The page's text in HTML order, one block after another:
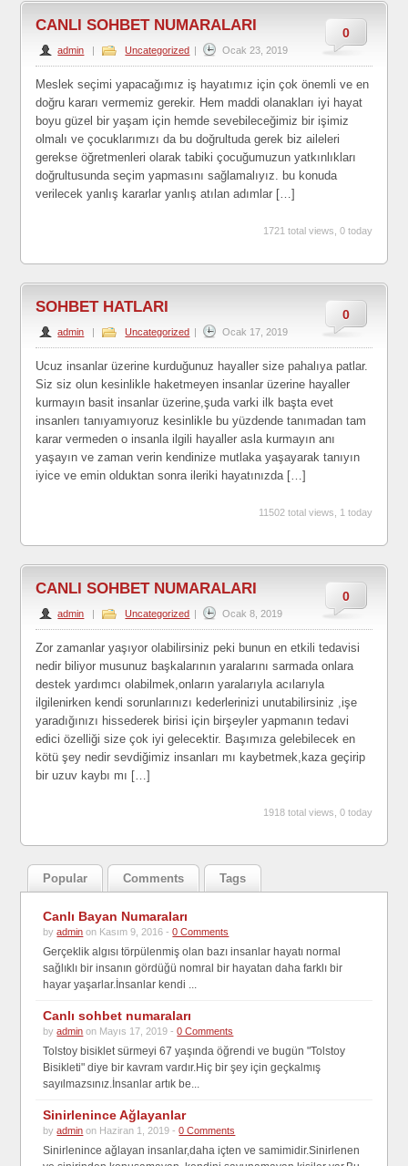
0
CANLI SOHBET NUMARALARI
admin | Uncategorized | Ocak 23, 2019
Meslek seçimi yapacağımız iş hayatımız için çok önemli ve en
doğru kararı vermemiz gerekir. Hem maddi olanakları iyi hayat
boyu güzel bir yaşam için hemde sevebileceğimiz bir işimiz
olmalı ve çocuklarımızı da bu doğrultuda gerek biz aileleri
gerekse öğretmenleri olarak tabiki çocuğumuzun yatkınlıkları
doğrultusunda seçim yapmasını sağlamalıyız. bu konuda
verilecek yanlış kararlar yanlış atılan adımlar […]
1721 total views, 0 today
0
SOHBET HATLARI
admin | Uncategorized | Ocak 17, 2019
Ucuz insanlar üzerine kurduğunuz hayaller size pahalıya patlar.
Siz siz olun kesinlikle haketmeyen insanlar üzerine hayaller
kurmayın basit insanlar üzerine,şuda varki ilk başta evet
insanlerı tanıyamıyoruz kesinlikle bu yüzdende tanımadan tam
karar vermeden o insanla ilgili hayaller asla kurmayın anı
yaşayın ve zaman verin kendinize mutlaka yaşayarak tanıyın
iyice ve emin olduktan sonra ileriki hayatınızda […]
11502 total views, 1 today
0
CANLI SOHBET NUMARALARI
admin | Uncategorized | Ocak 8, 2019
Zor zamanlar yaşıyor olabilirsiniz peki bunun en etkili tedavisi
nedir biliyor musunuz başkalarının yaralarını sarmada onlara
destek yardımcı olabilmek,onların yaralarıyla acılarıyla
ilgilenirken kendi sorunlarınızı kederlerinizi unutabilirsiniz ,işe
yaradığınızı hissederek birisi için birşeyler yapmanın tedavi
edici özelliği size çok iyi gelecektir. Başımıza gelebilecek en
kötü şey nedir sevdiğimiz insanları mı kaybetmek,kaza geçirip
bir uzuv kaybı mı […]
1918 total views, 0 today
Popular Comments Tags
Canlı Bayan Numaraları
byadmin on Kasım 9, 2016 -0 Comments
Gerçeklik algısı törpülenmiş olan bazı insanlar hayatı normal
sağlıklı bir insanın gördüğü nomral bir hayatan daha farklı bir
hayar yaşarlar.İnsanlar kendi ...
Canlı sohbet numaraları
byadmin on Mayıs 17, 2019 -0 Comments
Tolstoy bisiklet sürmeyi 67 yaşında öğrendi ve bugün "Tolstoy
Bisikleti" diye bir kavram vardır.Hiç bir şey için geçkalmış
sayılmazsınız.İnsanlar artık be...
Sinirlenince Ağlayanlar
byadmin on Haziran 1, 2019 -0 Comments
Sinirlenince ağlayan insanlar,daha içten ve samimidir.Sinirlenen